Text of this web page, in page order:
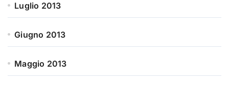
Luglio 2013
Giugno 2013
Maggio 2013